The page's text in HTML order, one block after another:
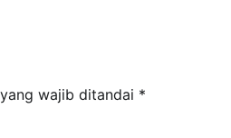
wajib ditandai *